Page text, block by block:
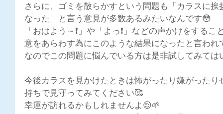
さらに、ゴミを散らかすという問題も「カラスに
なった」と言う意見が多数あるみたいなんです😳
「おはよう～❗」や「よっ❗」などの声かけをする
意をあらわす為にこのような結果になったと言われ
なのでこの問題に悩んでいる方は是非試してみては
今後カラスを見かけたときは怖がったり嫌がった
持ちで見守ってみてください🥰
幸運が訪れるかもしれませんよ😌🌱